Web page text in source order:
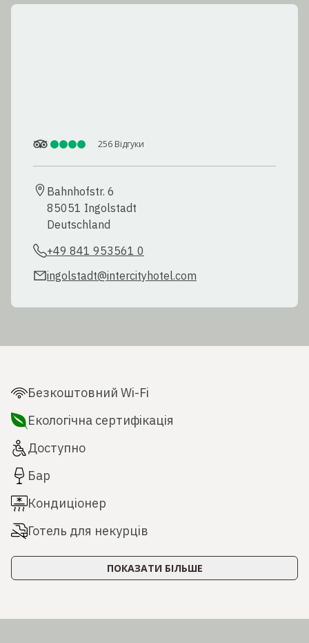
256 Відгуки
Bahnhofstr. 6
85051 Ingolstadt
Deutschland
+49 841 953561 0
ingolstadt@intercityhotel.com
Безкоштовний Wi-Fi
Екологічна сертифікація
Доступно
Бар
Кондиціонер
Готель для некурців
ПОКАЗАТИ БІЛЬШЕ